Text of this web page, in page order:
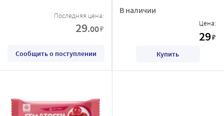
Последняя цена:
29.00₽
Сообщить о поступлении
В наличии
Цена:
29₽
Купить